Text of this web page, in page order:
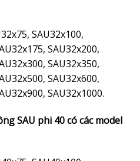
SAU32x100,
SAU32x200,
SAU32x350,
SAU32x600,
SAU32x1000.
SAU phi 40 có các model